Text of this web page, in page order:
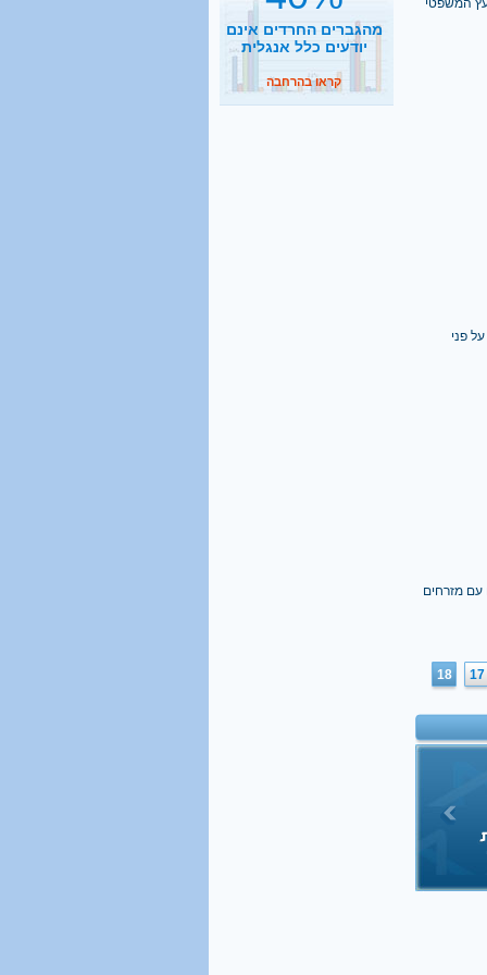
62,500
תלמידי ישיבות בהסדר
המשפטי
פני
עם מזרחים
17
18